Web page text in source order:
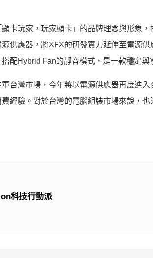
卡玩家，玩家顯卡」的品牌理念與形象
供應器，將XFX的研發實力延伸至電源
配Hybrid Fan的靜音模式，是一款穩定與
台灣市場，今年將以電源供應器再度進
經驗。對於台灣的電腦組裝市場來說，
科技行動派